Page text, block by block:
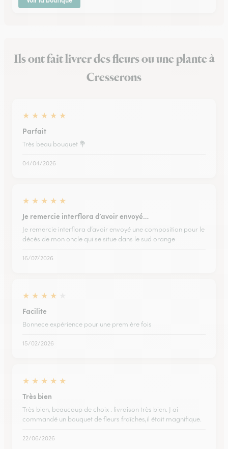
Ils ont fait livrer des fleurs ou une plante à
Cresserons
★ ★ ★ ★ ★
Parfait
Très beau bouquet 💐
04/04/2026
★ ★ ★ ★ ★
Je remercie interflora d’avoir envoyé…
Je remercie interflora d’avoir envoyé une composition pour le
décès de mon oncle qui se situe dans le sud orange
16/07/2026
★ ★ ★ ★
Facilite
Bonnece expérience pour une première fois
15/02/2026
★ ★ ★ ★ ★
Très bien
Très bien, beaucoup de choix . livraison très bien. J ai
commandé un bouquet de fleurs fraîches,il était magnifique.
22/06/2026